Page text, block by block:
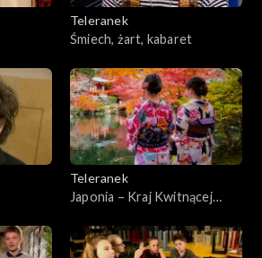
Teleranek
Śmiech, żart, kabaret
Teleranek
Japonia – Kraj Kwitnącej